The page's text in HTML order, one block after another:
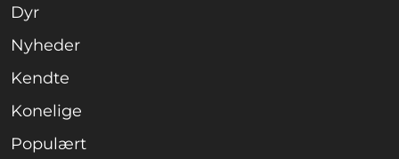
Dyr
Nyheder
Kendte
Konelige
Populært